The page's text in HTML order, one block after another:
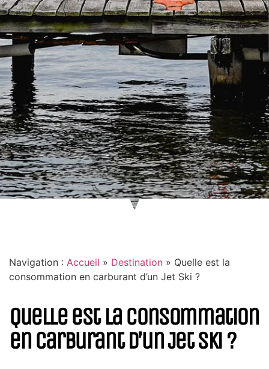
Navigation : Accueil » Destination » Quelle est la
consommation en carburant d’un Jet Ski ?
Quelle est la consommation
en carburant d’un Jet Ski ?